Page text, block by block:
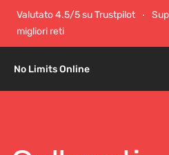
Valutato 4.5/5 su Trustpilot
migliori reti
No Limits Online